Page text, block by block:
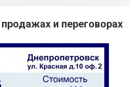
и переговорах